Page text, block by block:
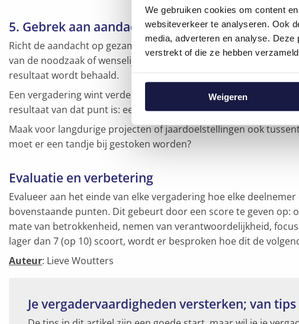
We gebruiken cookies om content
websiteverkeer te analyseren. Ook
media, adverteren en analyse.
verstrekt of die ze hebben
Weigeren
5. Gebrek aan aandacht voor de resultaten
Richt de aandacht op gezamenlijke resultaten: iedereen moet
van de noodzaak of wenselijkheid ervan. Iedereen moet dus
resultaat wordt behaald.
Een vergadering wint verder enorm aan effectiviteit als het voor
resultaat van dat punt is: een brainstorm voor nieuwe ideeën,
Maak voor langdurige projecten of jaardoelstellingen ook
moet er een tandje bij gestoken worden?
Evaluatie en verbetering
Evalueer aan het einde van elke vergadering hoe elke
bovenstaande punten. Dit gebeurt door een score te geven
mate van betrokkenheid, nemen van verantwoordelijkheid,
lager dan 7 (op 10) scoort, wordt er besproken hoe dit de
Auteur: Lieve Woutters
Je vergadervaardigheden versterken; van